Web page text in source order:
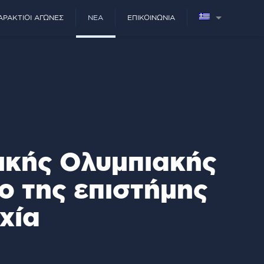
ΑΓΏΝΕΣ ΝΈΑ ΕΠΙΚΟΙΝΩΝΊΑ
Ολυμπιακής
της επιστήμης